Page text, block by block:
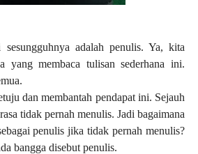
adalah penulis. Ya, kita
yang membaca tulisan sederhana ini.
dan membantah pendapat ini. Sejauh
tidak pernah menulis. Jadi bagaimana
penulis jika tidak pernah menulis?
bangga disebut penulis.